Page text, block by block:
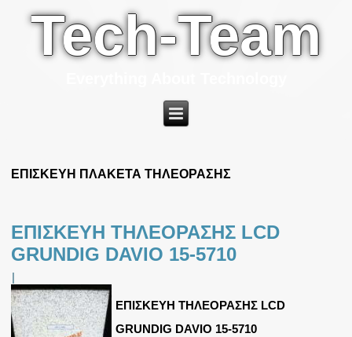
Tech-Team
ΕΠΙΣΚΕΥΗ ΠΛΑΚΕΤΑ ΤΗΛΕΟΡΑΣΗΣ
ΕΠΙΣΚΕΥΗ ΤΗΛΕΟΡΑΣΗΣ LCD
GRUNDIG DAVIO 15-5710
|
ΕΠΙΣΚΕΥΗ ΤΗΛΕΟΡΑΣΗΣ LCD
GRUNDIG DAVIO 15-5710